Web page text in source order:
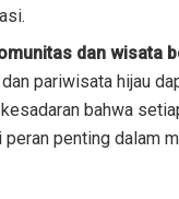
dan wisata
pariwisata hijau
bahwa
penting dalam